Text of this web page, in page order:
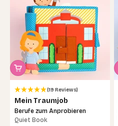
(19 Reviews)
Mein Traumjob
Berufe zum Anprobieren
Quiet Book